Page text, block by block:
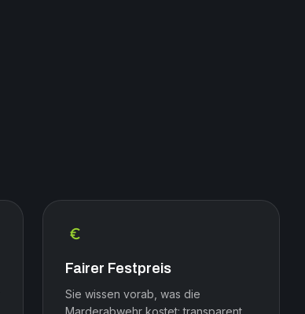
Fairer Festpreis
Sie wissen vorab, was die
Marderabwehr kostet: transparent,